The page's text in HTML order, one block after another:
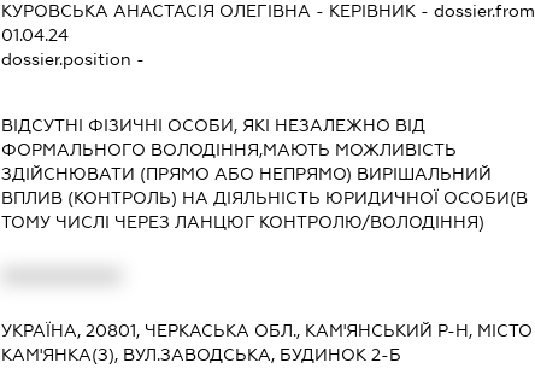
КУРОВСЬКА АНАСТАСІЯ ОЛЕГІВНА - КЕРІВНИК- dossier.from
01.04.24
dossier.position -
ВІДСУТНІ ФІЗИЧНІ ОСОБИ, ЯКІ НЕЗАЛЕЖНО ВІД
ФОРМАЛЬНОГО ВОЛОДІННЯ,МАЮТЬ МОЖЛИВІСТЬ
ЗДІЙСНЮВАТИ (ПРЯМО АБО НЕПРЯМО) ВИРІШАЛЬНИЙ
ВПЛИВ (КОНТРОЛЬ) НА ДІЯЛЬНІСТЬ ЮРИДИЧНОЇ ОСОБИ(В
ТОМУ ЧИСЛІ ЧЕРЕЗ ЛАНЦЮГ КОНТРОЛЮ/ВОЛОДІННЯ)
УКРАЇНА, 20801, ЧЕРКАСЬКА ОБЛ., КАМ'ЯНСЬКИЙ Р-Н, МІСТО
КАМ'ЯНКА(З), ВУЛ.ЗАВОДСЬКА, БУДИНОК 2-Б